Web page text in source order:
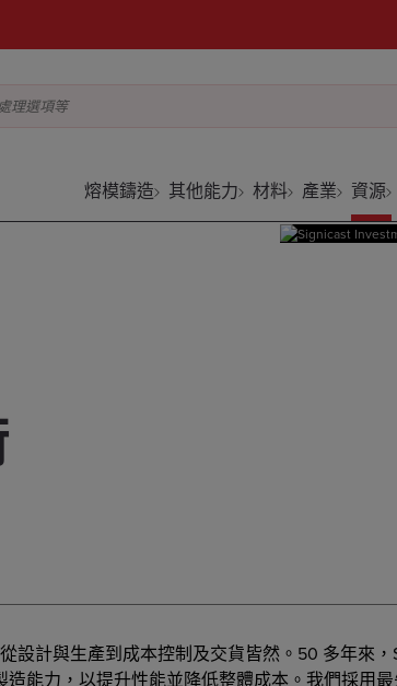
理選項等
熔模鑄造 其他能力 材料 產業 資源
設計與生產到成本控制及交貨皆然。50 多年來
造能力，以提升性能並降低整體成本。我們採用